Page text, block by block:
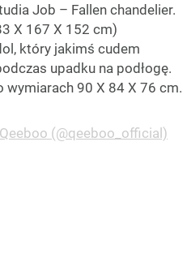
Job – Fallen chandelier.
X 167 X 152 cm)
który jakimś cudem
upadku na podłogę.
90 X 84 X 76 cm.
(@qeeboo_official)